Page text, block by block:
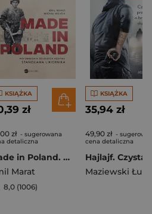
KSIĄŻKA
zł
zł - sugerowana
detaliczna
Made in Poland. Wspomnienia żołnierza Kedywu Stanisława Likiernika
Marat
8,0 (1006)
KSIĄŻKA
35,94 zł
49,90 zł -
cena detaliczna
Maziewski